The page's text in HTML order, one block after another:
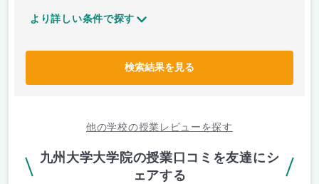
より詳しい条件で探す
検索結果を見る
他の学校の授業レビューを探す
九州大学大学院の授業口コミを友達にシ
ェアする